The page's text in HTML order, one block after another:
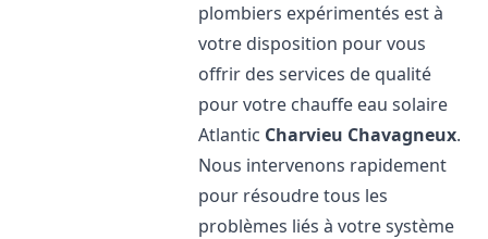
plombiers expérimentés est à
votre disposition pour vous
offrir des services de qualité
pour votre chauffe eau solaire
Atlantic Charvieu Chavagneux.
Nous intervenons rapidement
pour résoudre tous les
problèmes liés à votre système